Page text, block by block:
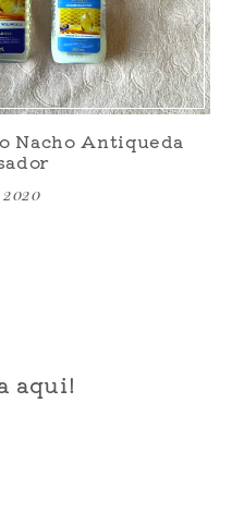
Nacho Antiqueda
aqui!